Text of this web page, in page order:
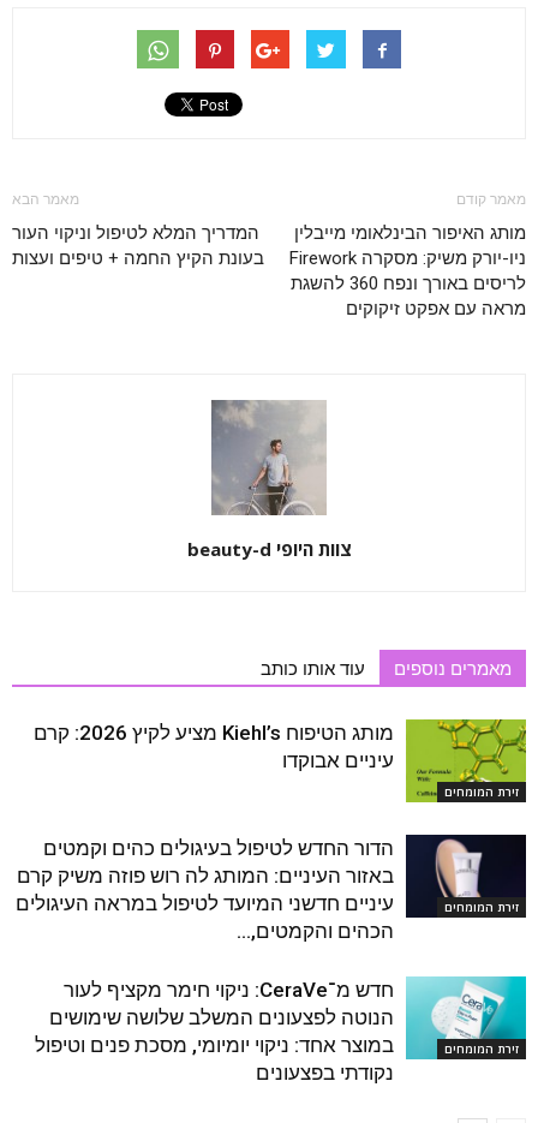
מאמר קודם
מותג האיפור הבינלאומי מייבלין
ניו-יורק משיק: מסקרה Firework
לריסים באורך ונפח 360 להשגת
מראה עם אפקט זיקוקים
מאמר הבא
המדריך המלא לטיפול וניקוי העור
בעונת הקיץ החמה + טיפים ועצות
צוות היופי beauty-d
מאמרים נוספים עוד אותו כותב
זירת המומחים
מותג הטיפוח Kiehl’s מציע לקיץ 2026: קרם
עיניים אבוקדו
זירת המומחים
הדור החדש לטיפול בעיגולים כהים וקמטים
באזור העיניים: המותג לה רוש פוזה משיק קרם
עיניים חדשני המיועד לטיפול במראה העיגולים
הכהים והקמטים,...
זירת המומחים
חדש מ־CeraVe: ניקוי חימר מקציף לעור
הנוטה לפצעונים המשלב שלושה שימושים
במוצר אחד: ניקוי יומיומי, מסכת פנים וטיפול
נקודתי בפצעונים